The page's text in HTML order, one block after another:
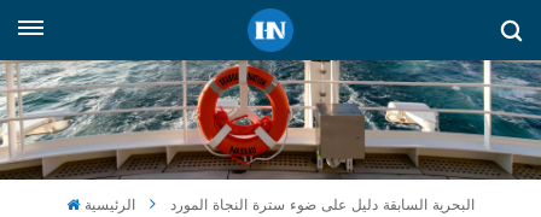
العربية
English
русский
الرئيسية البحرية السابقة دليل على ضوء سترة النجاة المورد